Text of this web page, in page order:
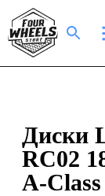
Диски
RC02
A-